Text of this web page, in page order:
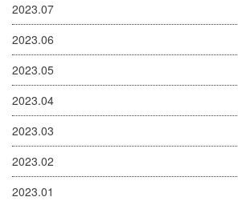
2023.07
2023.06
2023.05
2023.04
2023.03
2023.02
2023.01